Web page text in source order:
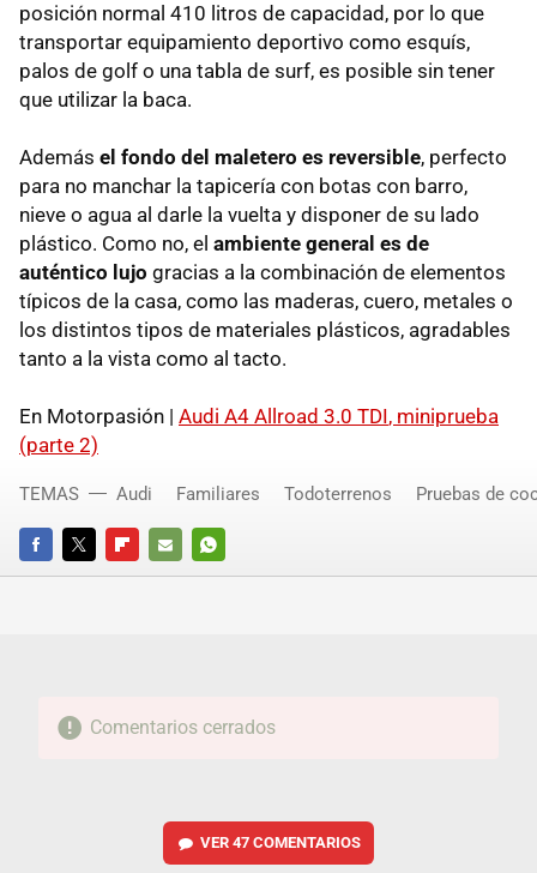
posición normal 410 litros de capacidad, por lo que
transportar equipamiento deportivo como esquís,
palos de golf o una tabla de surf, es posible sin tener
que utilizar la baca.
Además el fondo del maletero es reversible, perfecto
para no manchar la tapicería con botas con barro,
nieve o agua al darle la vuelta y disponer de su lado
plástico. Como no, el ambiente general es de
auténtico lujo gracias a la combinación de elementos
típicos de la casa, como las maderas, cuero, metales o
los distintos tipos de materiales plásticos, agradables
tanto a la vista como al tacto.
En Motorpasión | Audi A4 Allroad 3.0 TDI, miniprueba
(parte 2)
FACEBOOKTWITTERFLIPBOARD
E-
WHATSAPP
TEMAS Audi Familiares Todoterrenos Pruebas de
Comentarios cerrados
VER 47 COMENTARIOS